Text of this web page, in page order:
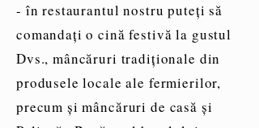
- în restaurantul nostru puteți să
comandați o cină festivă la gustul
Dvs., mâncăruri tradiționale din
produsele locale ale fermierilor,
precum și mâncăruri de casă și